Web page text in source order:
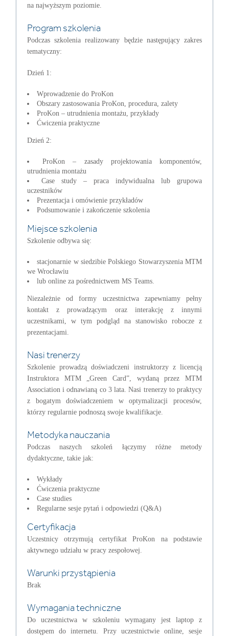
na najwyższym poziomie.
Program szkolenia
Podczas szkolenia realizowany będzie następujący zakres
tematyczny:
Dzień 1:
Wprowadzenie do ProKon
Obszary zastosowania ProKon, procedura, zalety
ProKon – utrudnienia montażu, przykłady
Ćwiczenia praktyczne
Dzień 2:
ProKon – zasady projektowania komponentów,
utrudnienia montażu
Case study – praca indywidualna lub grupowa
uczestników
Prezentacja i omówienie przykładów
Podsumowanie i zakończenie szkolenia
Miejsce szkolenia
Szkolenie odbywa się:
stacjonarnie w siedzibie Polskiego Stowarzyszenia MTM
we Wrocławiu
lub online za pośrednictwem MS Teams.
Niezależnie od formy uczestnictwa zapewniamy pełny
kontakt z prowadzącym oraz interakcję z innymi
uczestnikami, w tym podgląd na stanowisko robocze z
prezentacjami.
Nasi trenerzy
Szkolenie prowadzą doświadczeni instruktorzy z licencją
Instruktora MTM „Green Card”, wydaną przez MTM
Association i odnawianą co 3 lata. Nasi trenerzy to praktycy
z bogatym doświadczeniem w optymalizacji procesów,
którzy regularnie podnoszą swoje kwalifikacje.
Metodyka nauczania
Podczas naszych szkoleń łączymy różne metody
dydaktyczne, takie jak:
Wykłady
Ćwiczenia praktyczne
Case studies
Regularne sesje pytań i odpowiedzi (Q&A)
Certyfikacja
Uczestnicy otrzymują certyfikat ProKon na podstawie
aktywnego udziału w pracy zespołowej.
Warunki przystąpienia
Brak
Wymagania techniczne
Do uczestnictwa w szkoleniu wymagany jest laptop z
dostępem do internetu. Przy uczestnictwie online, sesje